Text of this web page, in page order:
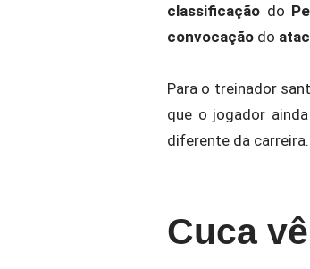
classificação do
convocação do
Para o treinador
que o jogador
diferente da carreira.
Cuca